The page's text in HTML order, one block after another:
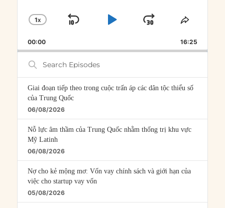
CHANGE
RATE
1X
SKIP
PLAYJUMP
FORWARD
SHARE
00:00 16:25
Search
Episodes
Giai đoạn tiếp theo trong cuộc trấn áp các dân tộc thiểu số
của Trung Quốc
06/08/2026
Nỗ lực âm thầm của Trung Quốc nhằm thống trị khu vực
Mỹ Latinh
06/08/2026
Nợ cho kẻ mộng mơ: Vốn vay chính sách và giới hạn của
việc cho startup vay vốn
05/08/2026